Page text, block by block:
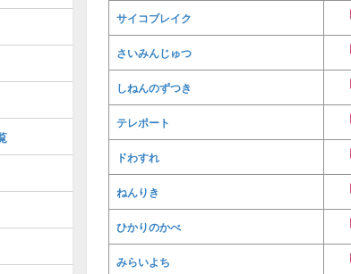
サイコブレイク
さいみんじゅつ
しねんのずつき
テレポート
ドわすれ
ねんりき
ひかりのかべ
みらいよち